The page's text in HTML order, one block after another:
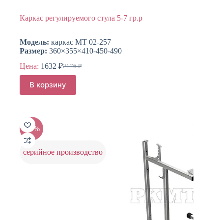
Каркас регулируемого стула 5-7 гр.р
Модель: каркас МТ 02-257
Размер: 360×355×410-450-490
Цена:
2176₽
Первоначальная
цена
составляла
2176 ₽.
1632 ₽Текущая
цена:
1632 ₽.
В корзину
-25%
серийное производство